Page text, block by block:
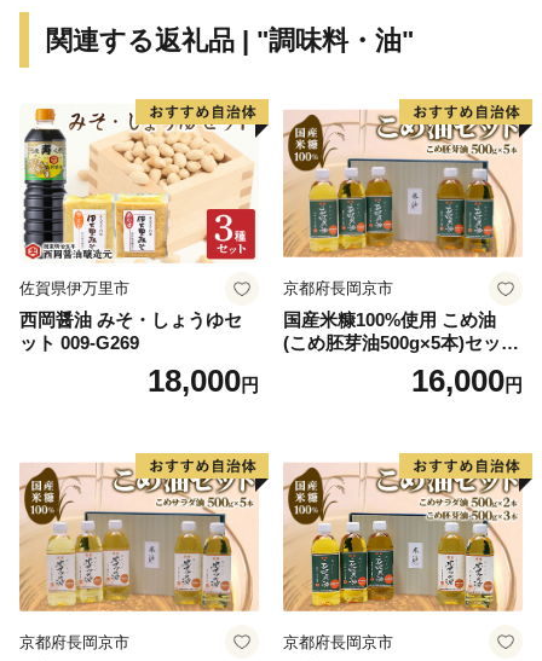
も記載されており、その風土記に登場する大人（おおひ
チーフとした「たか坊」が町のＰＲをしています。
★ABCテレビのニュース情報番組「キャスト」で「 畑
中義和商店 」” つやの玉 ”が紹介されました！
👉 『つやの玉』・『こんにゃく美肌たおる』×2ｾｯﾄ
関連する返礼品 | "調味料・油"
佐賀県伊万里市
西岡醤油 みそ・しょうゆセ
ット 009-G269
18,000円
京都府長岡京市
国産米糠100%使用 こめ油
(こめ胚芽油500g×5本)セット
16,000円
京都府長岡京市 京都府長岡京市